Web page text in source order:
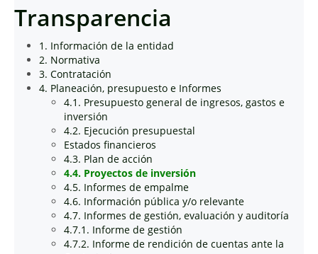
Transparencia
1. Información de la entidad
2. Normativa
3. Contratación
4. Planeación, presupuesto e Informes
4.1. Presupuesto general de ingresos, gastos e
inversión
4.2. Ejecución presupuestal
Estados financieros
4.3. Plan de acción
4.4. Proyectos de inversión
4.5. Informes de empalme
4.6. Información pública y/o relevante
4.7. Informes de gestión, evaluación y auditoría
4.7.1. Informe de gestión
4.7.2. Informe de rendición de cuentas ante la